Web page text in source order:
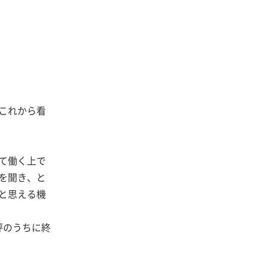
れから看
働く上で
聞き、と
思える機
うちに終